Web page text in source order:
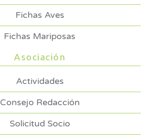
Fichas Aves
Fichas Mariposas
Asociación
Actividades
Consejo Redacción
Solicitud Socio